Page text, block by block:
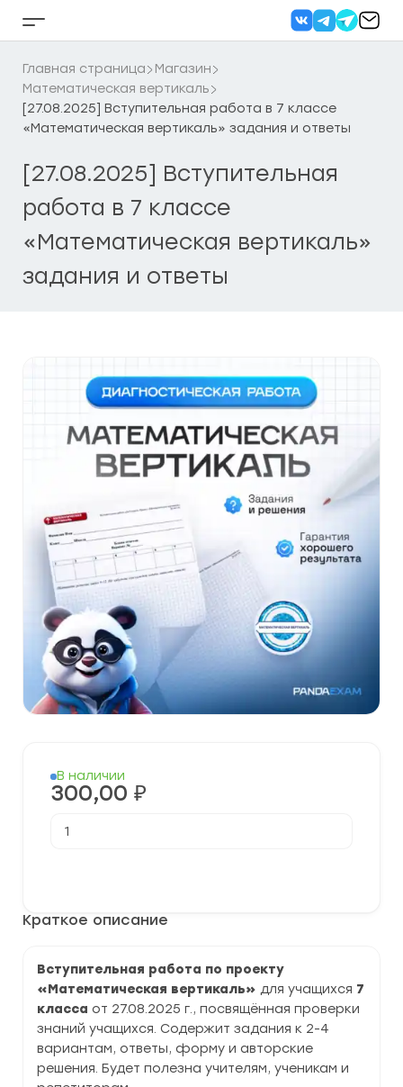
Кнопка
бокового
меню
Главная страница
Магазин
Математическая вертикаль
[27.08.2025] Вступительная работа в 7 классе
«Математическая вертикаль» задания и ответы
[27.08.2025] Вступительная
работа в 7 классе
«Математическая вертикаль»
задания и ответы
Краткое описание
Вступительная работа по проекту
«Математическая вертикаль» для учащихся 7
класса от 27.08.2025 г., посвящённая проверки
знаний учащихся. Содержит задания к 2-4
вариантам, ответы, форму и авторские
решения. Будет полезна учителям, ученикам и
В наличии
300,00 ₽
товара
классе
задания
и
ответы